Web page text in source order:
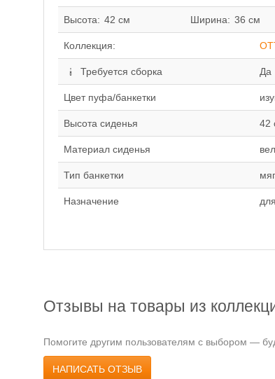
Высота: 42 см Ширина: 36 см
Коллекция:
Требуется сборка Да
Цвет пуфа/банкетки
Высота сиденья 42
Материал сиденья
Тип банкетки
Назначение
Отзывы на товары из
Помогите другим пользователям с выбором —
НАПИСАТЬ ОТЗЫВ